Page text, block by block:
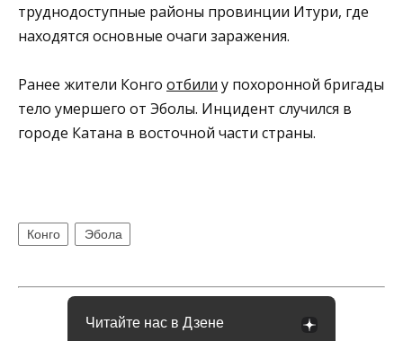
труднодоступные районы провинции Итури, где
находятся основные очаги заражения.
Ранее жители Конго отбили у похоронной бригады
тело умершего от Эболы. Инцидент случился в
городе Катана в восточной части страны.
Конго Эбола
Читайте нас в Дзене